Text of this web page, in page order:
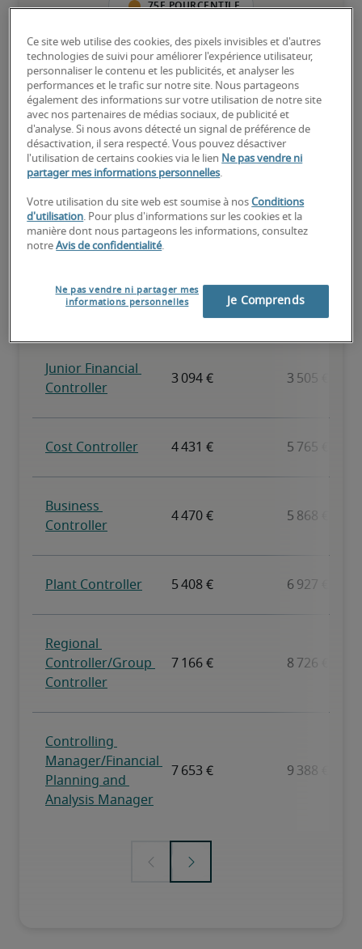
75e pourcentile
Expérience reconnue, possède toutes les compétences clés.
Salaire pour des postes
similaires
Ce site web utilise des cookies, des pixels invisibles et d'autres
technologies de suivi pour améliorer l'expérience utilisateur,
personnaliser le contenu et les publicités, et analyser les
performances et le trafic sur notre site. Nous partageons
également des informations sur votre utilisation de notre site
avec nos partenaires de médias sociaux, de publicité et
d'analyse. Si nous avons détecté un signal de préférence de
désactivation, il sera respecté. Vous pouvez désactiver
l'utilisation de certains cookies via le lien Ne pas vendre ni
partager mes informations personnelles.
Votre utilisation du site web est soumise à nosConditions
d'utilisation. Pour plus d'informations sur les cookies et la
manière dont nous partageons les informations, consultez
notreAvis de confidentialité.
Ne pas vendre ni partager mes
informations personnelles
Je Comprends